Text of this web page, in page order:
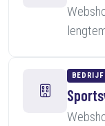
BEDRIJF